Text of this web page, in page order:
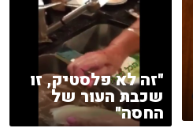
"זה לא פלסטיק, זו
שכבת העור של
החסה"